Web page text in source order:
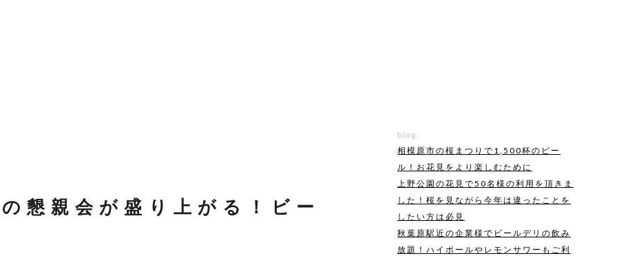
懇親会が盛り上がる！ビー
blog:
相模原市の桜まつりで1,500杯のビー
ル！お花見をより楽しむために
上野公園の花見で50名様の利用を頂きま
した！桜を見ながら今年は違ったことを
したい方は必見
秋葉原駅近の企業様でビールデリの飲み
放題！ハイボールやレモンサワーもご利